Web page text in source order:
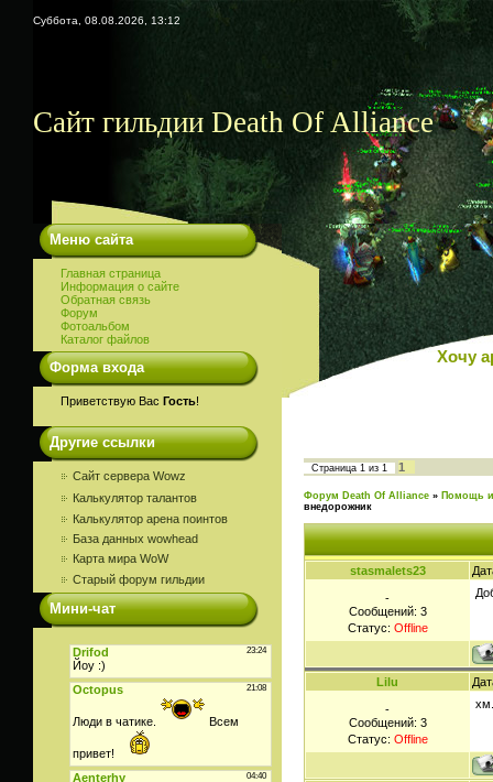
Суббота, 08.08.2026, 13:12
Сайт гильдии Death Of Alliance
Меню сайта
Главная страница
Информация о сайте
Обратная связь
Форум
Фотоальбом
Каталог файлов
Форма входа
Приветствую Вас Гость!
Другие ссылки
Сайт сервера Wowz
Калькулятор талантов
Калькулятор арена поинтов
База данных wowhead
Карта мира WoW
Старый форум гильдии
Мини-чат
Хочу
Страница 1 из 1 1
Форум Death Of Alliance » Помощь
внедорожник
stasmalets23
-
Сообщений: 3
Статус: Offline
Lilu
-
Сообщений: 3
Статус: Offline